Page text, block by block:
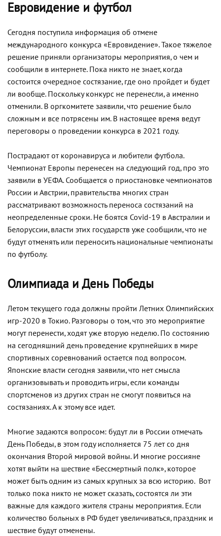
Евровидение и футбол
Сегодня поступила информация об отмене
международного конкурса «Евровидение». Такое тяжелое
решение приняли организаторы мероприятия, о чем и
сообщили в интернете. Пока никто не знает, когда
состоится очередное состязание, где оно пройдет и будет
ли вообще. Поскольку конкурс не перенесли, а именно
отменили. В оргкомитете заявили, что решение было
сложным и все потрясены им. В настоящее время ведут
переговоры о проведении конкурса в 2021 году.
Пострадают от коронавируса и любители футбола.
Чемпионат Европы перенесен на следующий год, про это
заявили в УЕФА. Сообщается о приостановке чемпионатов
России и Австрии, правительства многих стран
рассматривают возможность переноса состязаний на
неопределенные сроки. Не боятся Covid-19 в Австралии и
Белоруссии, власти этих государств уже сообщили, что не
будут отменять или переносить национальные чемпионаты
по футболу.
Олимпиада и День Победы
Летом текущего года должны пройти Летних Олимпийских
игр-2020 в Токио. Разговоры о том, что это мероприятие
могут перенести, ходят уже вторую неделю. По состоянию
на сегодняшний день проведение крупнейших в мире
спортивных соревнований остается под вопросом.
Японские власти сегодня заявили, что нет смысла
организовывать и проводить игры, если команды
спортсменов из других стран не смогут появиться на
состязаниях. А к этому все идет.
Многие задаются вопросом: будут ли в России отмечать
День Победы, в этом году исполняется 75 лет со дня
окончания Второй мировой войны. И многие россияне
хотят выйти на шествие «Бессмертный полк», которое
может быть одним из самых крупных за всю историю. Вот
только пока никто не может сказать, состоятся ли эти
важные для каждого жителя страны мероприятия. Если
количество больных в РФ будет увеличиваться, праздник и
шествие будут отменены.